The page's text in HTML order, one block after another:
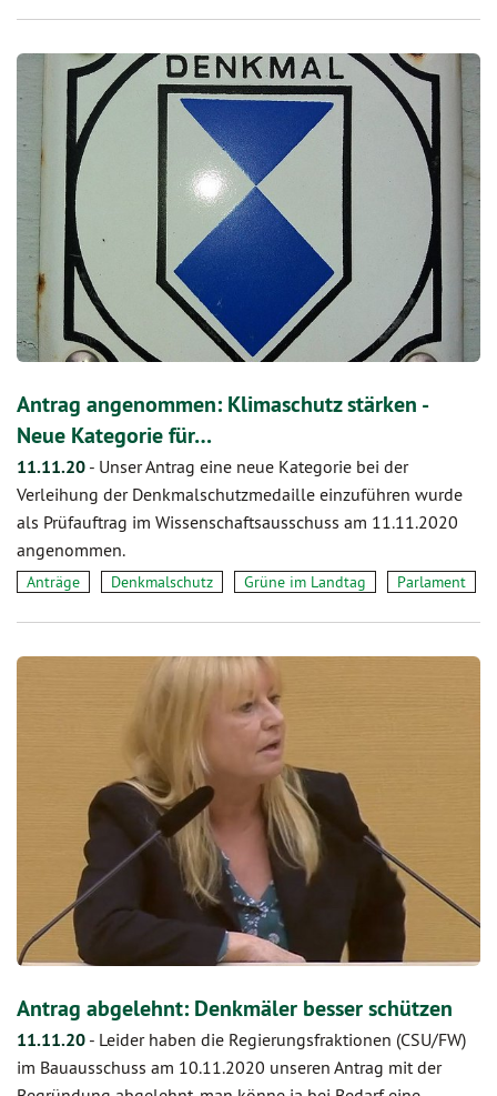
Antrag angenommen: Klimaschutz stärken -
Neue Kategorie für…
11.11.20 - Unser Antrag eine neue Kategorie bei der
Verleihung der Denkmalschutzmedaille einzuführen wurde
als Prüfauftrag im Wissenschaftsausschuss am 11.11.2020
angenommen.
Anträge Denkmalschutz Grüne im Landtag Parlament
Antrag abgelehnt: Denkmäler besser schützen
11.11.20 - Leider haben die Regierungsfraktionen (CSU/FW)
im Bauausschuss am 10.11.2020 unseren Antrag mit der